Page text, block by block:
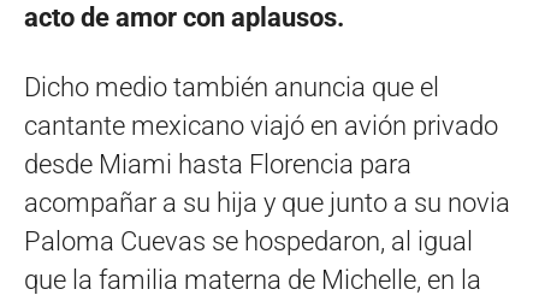
acto de amor con aplausos.
Dicho medio también anuncia que el
cantante mexicano viajó en avión privado
desde Miami hasta Florencia para
acompañar a su hija y que junto a su novia
Paloma Cuevas se hospedaron, al igual
que la familia materna de Michelle, en la